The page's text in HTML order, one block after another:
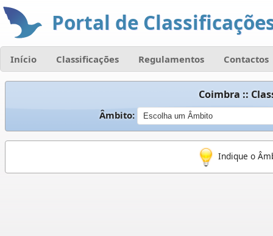
Portal de
Início Classificações Regulamentos Contactos
Coimbra ::
Âmbito:
Indique o